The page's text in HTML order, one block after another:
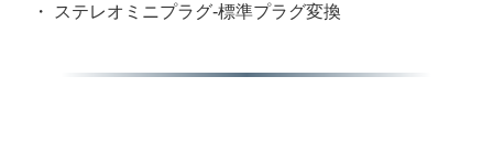
・ ステレオミニプラグ-標準プラグ変換